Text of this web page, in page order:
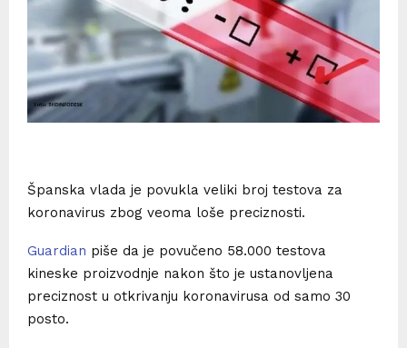
Španska vlada je povukla veliki broj testova za
koronavirus zbog veoma loše preciznosti.
Guardian piše da je povučeno 58.000 testova
kineske proizvodnje nakon što je ustanovljena
preciznost u otkrivanju koronavirusa od samo 30
posto.